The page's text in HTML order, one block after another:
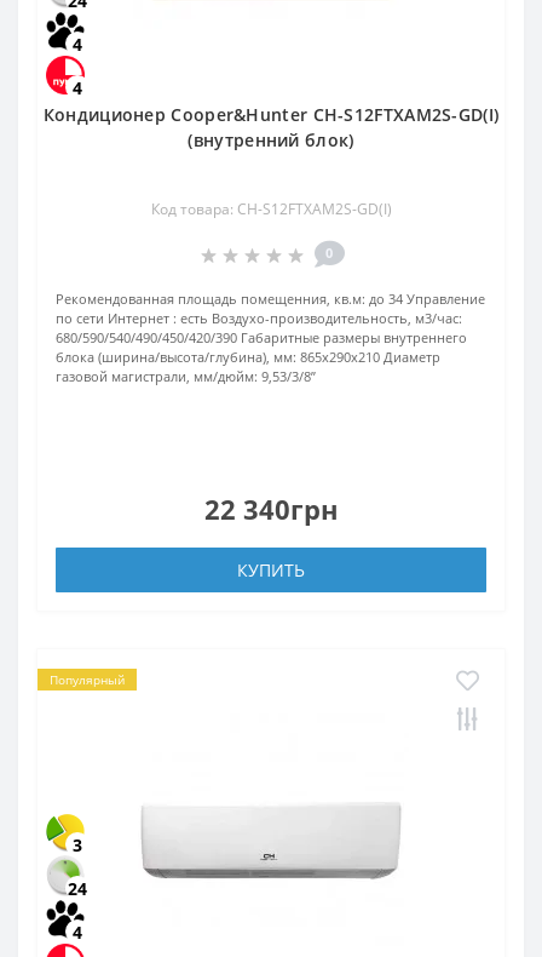
4
4
Кондиционер Cooper&Hunter CH-S12FTXAM2S-GD(I)
(внутренний блок)
Код товара: CH-S12FTXAM2S-GD(I)
0
Рекомендованная площадь помещенния, кв.м: до 34 Управление
по сети Интернет : есть Воздухо-производительность, м3/час:
680/590/540/490/450/420/390 Габаритные размеры внутреннего
блока (ширина/высота/глубина), мм: 865х290х210 Диаметр
газовой магистрали, мм/дюйм: 9,53/3/8’’
22 340грн
КУПИТЬ
Популярный
3
24
4